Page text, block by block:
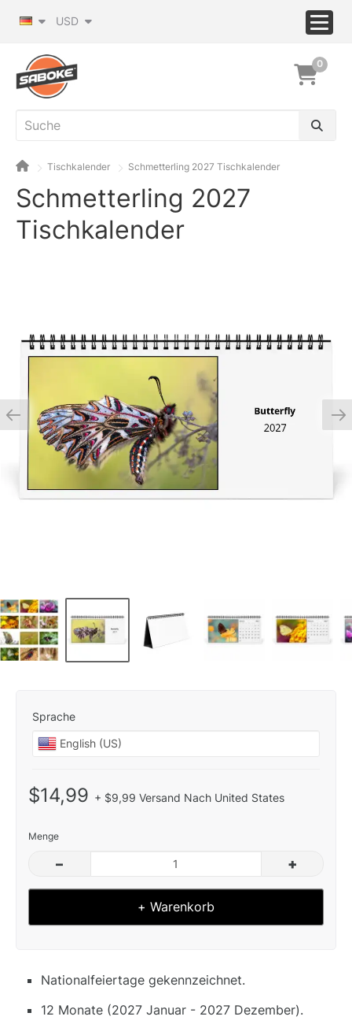
USD
0
Tischkalender Schmetterling 2027 Tischkalender
Schmetterling 2027
Tischkalender
Sprache
$14,99 + $9,99 Versand Nach United States
Menge
– +
+ Warenkorb
Nationalfeiertage gekennzeichnet.
12 Monate (2027 Januar - 2027 Dezember).